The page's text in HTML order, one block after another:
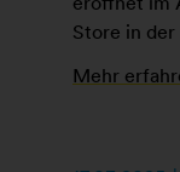
Store in
Mehr